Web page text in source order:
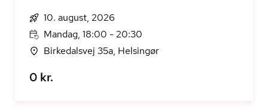
10. august, 2026
Mandag, 18:00 - 20:30
Birkedalsvej 35a, Helsingør
0 kr.